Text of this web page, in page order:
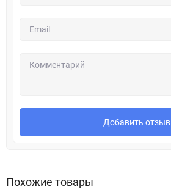
Добавить отзыв
Похожие товары